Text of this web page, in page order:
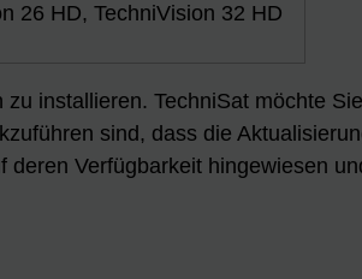
26 HD, TechniVision 32 HD
installieren. TechniSat möchte
sind, dass die
Verfügbarkeit hingewiesen